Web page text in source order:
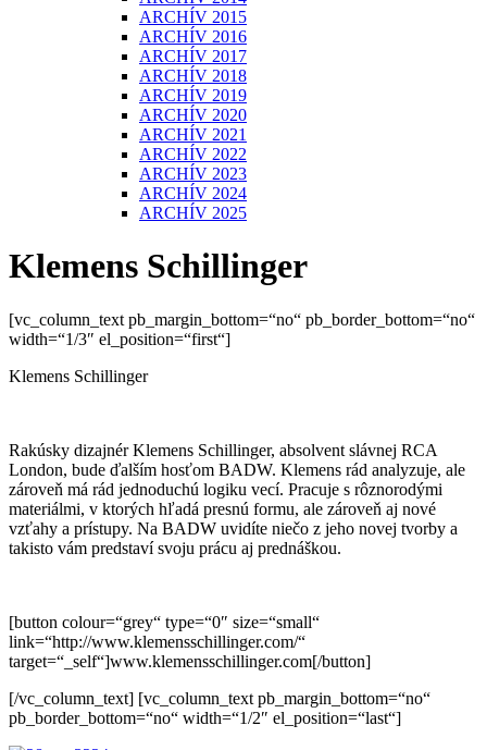
ARCHÍV 2015
ARCHÍV 2016
ARCHÍV 2017
ARCHÍV 2018
ARCHÍV 2019
ARCHÍV 2020
ARCHÍV 2021
ARCHÍV 2022
ARCHÍV 2023
ARCHÍV 2024
ARCHÍV 2025
Klemens Schillinger
[vc_column_text pb_margin_bottom=“no“ pb_border_bottom=“no“
width=“1/3″ el_position=“first“]
Klemens Schillinger
Rakúsky dizajnér Klemens Schillinger, absolvent slávnej RCA
London, bude ďalším hosťom BADW. Klemens rád analyzuje, ale
zároveň má rád jednoduchú logiku vecí. Pracuje s rôznorodými
materiálmi, v ktorých hľadá presnú formu, ale zároveň aj nové
vzťahy a prístupy. Na BADW uvidíte niečo z jeho novej tvorby a
takisto vám predstaví svoju prácu aj prednáškou.
[button colour=“grey“ type=“0″ size=“small“
link=“http://www.klemensschillinger.com/“
target=“_self“]www.klemensschillinger.com[/button]
[/vc_column_text] [vc_column_text pb_margin_bottom=“no“
pb_border_bottom=“no“ width=“1/2″ el_position=“last“]